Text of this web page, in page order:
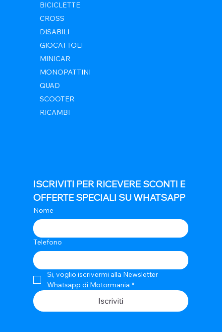
BICICLETTE
CROSS
DISABILI
GIOCATTOLI
MINICAR
MONOPATTINI
QUAD
SCOOTER
RICAMBI
ISCRIVITI PER RICEVERE SCONTI E
OFFERTE SPECIALI SU WHATSAPP
Nome
Telefono
Si, voglio iscrivermi alla Newsletter
Whatsapp di Motormania *
Iscriviti